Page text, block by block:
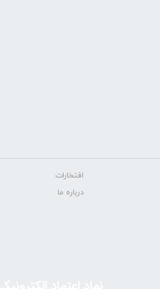
افتخارات
درباره ما